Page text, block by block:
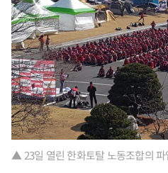
▲ 23일 열린 한화토탈 노동조합의